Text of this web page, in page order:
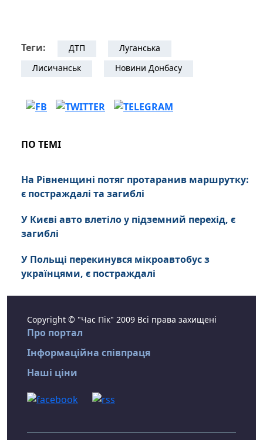
Теги: ДТП
Луганська
Лисичанськ
Новини Донбасу
ПО ТЕМІ
На Рівненщині потяг протаранив маршрутку:
є постраждалі та загиблі
У Києві авто влетіло у підземний перехід, є
загиблі
У Польщі перекинувся мікроавтобус з
українцями, є постраждалі
Copyright © "Час Пік" 2009 Всі права захищені
Про портал
Інформаційна співпраця
Наші ціни